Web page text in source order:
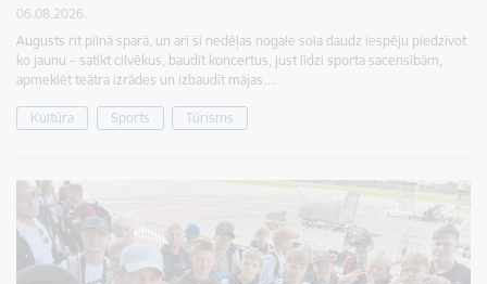
06.08.2026.
Augusts rit pilnā sparā, un arī šī nedēļas nogale sola daudz iespēju piedzīvot
ko jaunu – satikt cilvēkus, baudīt koncertus, just līdzi sporta sacensībām,
apmeklēt teātra izrādes un izbaudīt mājas…
Kultūra Sports Tūrisms